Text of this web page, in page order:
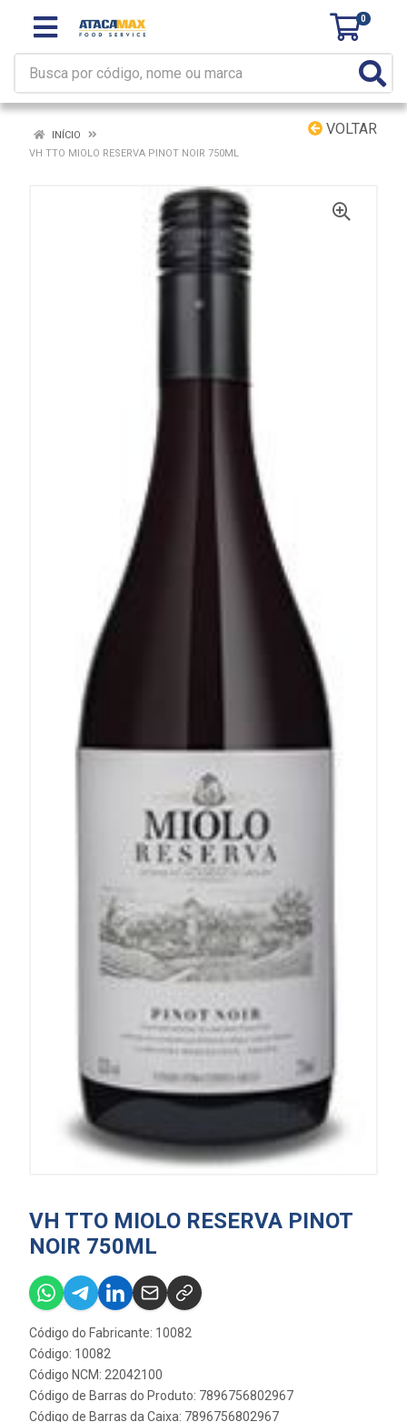
0
VOLTAR
INÍCIO
VH TTO MIOLO RESERVA PINOT NOIR 750ML
VH TTO MIOLO RESERVA PINOT
NOIR 750ML
Código do Fabricante: 10082
Código: 10082
Código NCM: 22042100
Código de Barras do Produto: 7896756802967
Código de Barras da Caixa: 7896756802967